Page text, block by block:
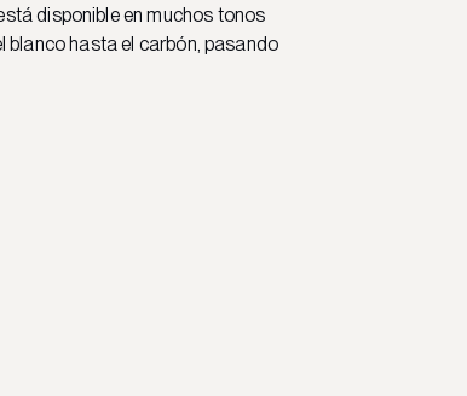
disponible en muchos tonos
blanco hasta el carbón, pasando